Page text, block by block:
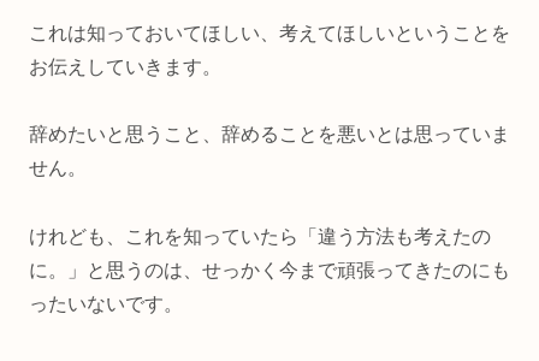
これは知っておいてほしい、考えてほしいということを
お伝えしていきます。
辞めたいと思うこと、辞めることを悪いとは思っていま
せん。
けれども、これを知っていたら
「違う方法も考えたの
に。」と思うのは、 せっかく今まで頑張ってきたのにも
ったいないです。